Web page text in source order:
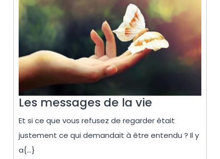
Les messages de la vie
messages
de
la
Et si ce que vous refusez de regarder était
justement ce qui demandait à être entendu ? Il y
a{...}